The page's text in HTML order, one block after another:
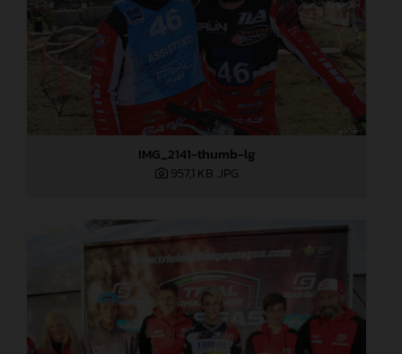
IMG_2141-thumb-lg
957,1 KB .JPG